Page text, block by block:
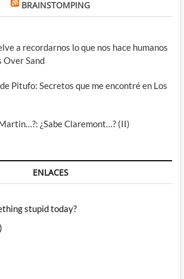
BRAINSTOMPING
a recordarnos lo que nos hace humanos
Over Sand
Pitufo: Secretos que me encontré en Los
¿Sabe Claremont…? (II)
ENLACES
stupid today?